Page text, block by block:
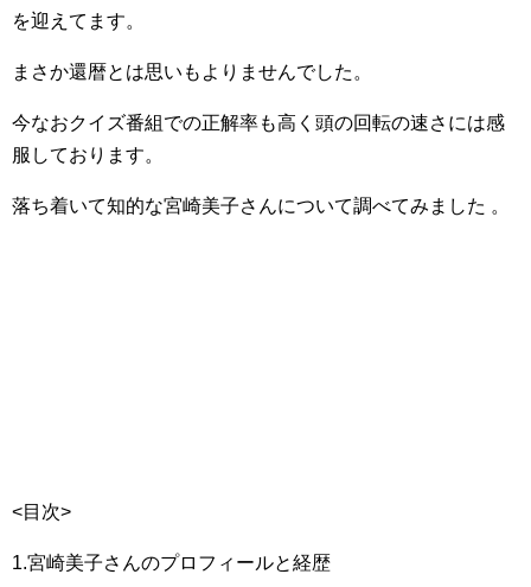
を迎えてます。
まさか還暦とは思いもよりませんでした。
今なおクイズ番組での正解率も高く頭の回転の速さには感
服しております。
落ち着いて知的な宮崎美子さんについて調べてみました 。
<目次>
1.宮崎美子さんのプロフィールと経歴